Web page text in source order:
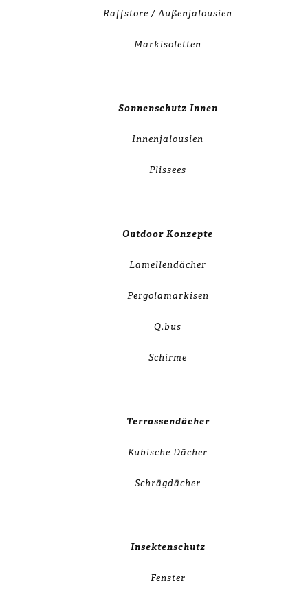
Raffstore / Außenjalousien
Markisoletten
Sonnenschutz Innen
Innenjalousien
Plissees
Outdoor Konzepte
Lamellendächer
Pergolamarkisen
Q.bus
Schirme
Terrassendächer
Kubische Dächer
Schrägdächer
Insektenschutz
Fenster